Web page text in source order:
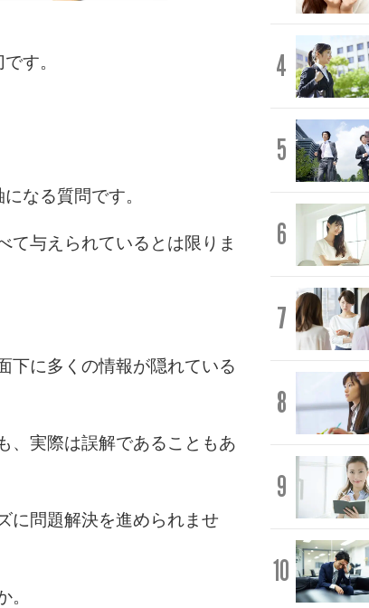
す。
なる質問です。
て与えられているとは限りま
下に多くの情報が隠れている
、実際は誤解であることもあ
に問題解決を進められませ
。
4
5
6
7
8
9
10